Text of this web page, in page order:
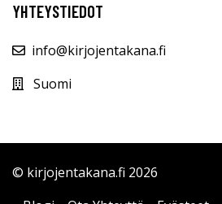
YHTEYSTIEDOT
info@kirjojentakana.fi
Suomi
© kirjojentakana.fi 2026